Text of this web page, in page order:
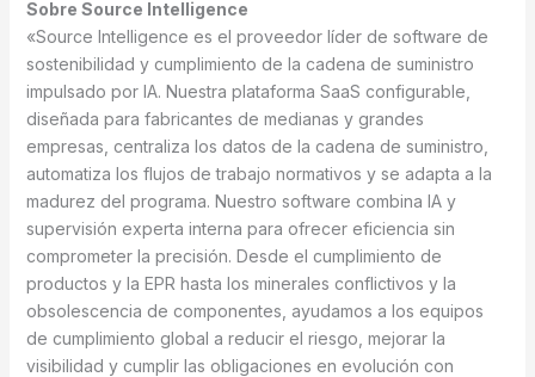
Sobre Source Intelligence
«Source Intelligence es el proveedor líder de software de
sostenibilidad y cumplimiento de la cadena de suministro
impulsado por IA. Nuestra plataforma SaaS configurable,
diseñada para fabricantes de medianas y grandes
empresas, centraliza los datos de la cadena de suministro,
automatiza los flujos de trabajo normativos y se adapta a la
madurez del programa. Nuestro software combina IA y
supervisión experta interna para ofrecer eficiencia sin
comprometer la precisión. Desde el cumplimiento de
productos y la EPR hasta los minerales conflictivos y la
obsolescencia de componentes, ayudamos a los equipos
de cumplimiento global a reducir el riesgo, mejorar la
visibilidad y cumplir las obligaciones en evolución con